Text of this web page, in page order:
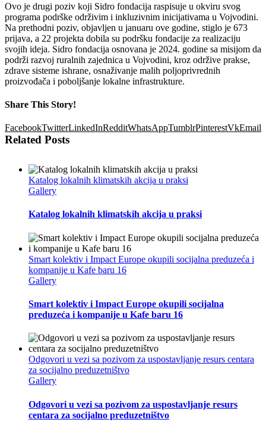
Ovo je drugi poziv koji Sidro fondacija raspisuje u okviru svog
programa podrške održivim i inkluzivnim inicijativama u Vojvodini.
Na prethodni poziv, objavljen u januaru ove godine, stiglo je 673
prijava, a 22 projekta dobila su podršku fondacije za realizaciju
svojih ideja. Sidro fondacija osnovana je 2024. godine sa misijom da
podrži razvoj ruralnih zajednica u Vojvodini, kroz održive prakse,
zdrave sisteme ishrane, osnaživanje malih poljoprivrednih
proizvođača i poboljšanje lokalne infrastrukture.
Share This Story!
FacebookTwitterLinkedInRedditWhatsAppTumblrPinterestVkEmail
Related Posts
Katalog lokalnih klimatskih akcija u praksi
Gallery
Katalog lokalnih klimatskih akcija u praksi
Smart kolektiv i Impact Europe okupili socijalna preduzeća i
kompanije u Kafe baru 16
Gallery
Smart kolektiv i Impact Europe okupili socijalna
preduzeća i kompanije u Kafe baru 16
Odgovori u vezi sa pozivom za uspostavljanje resurs centara
za socijalno preduzetništvo
Gallery
Odgovori u vezi sa pozivom za uspostavljanje resurs
centara za socijalno preduzetništvo